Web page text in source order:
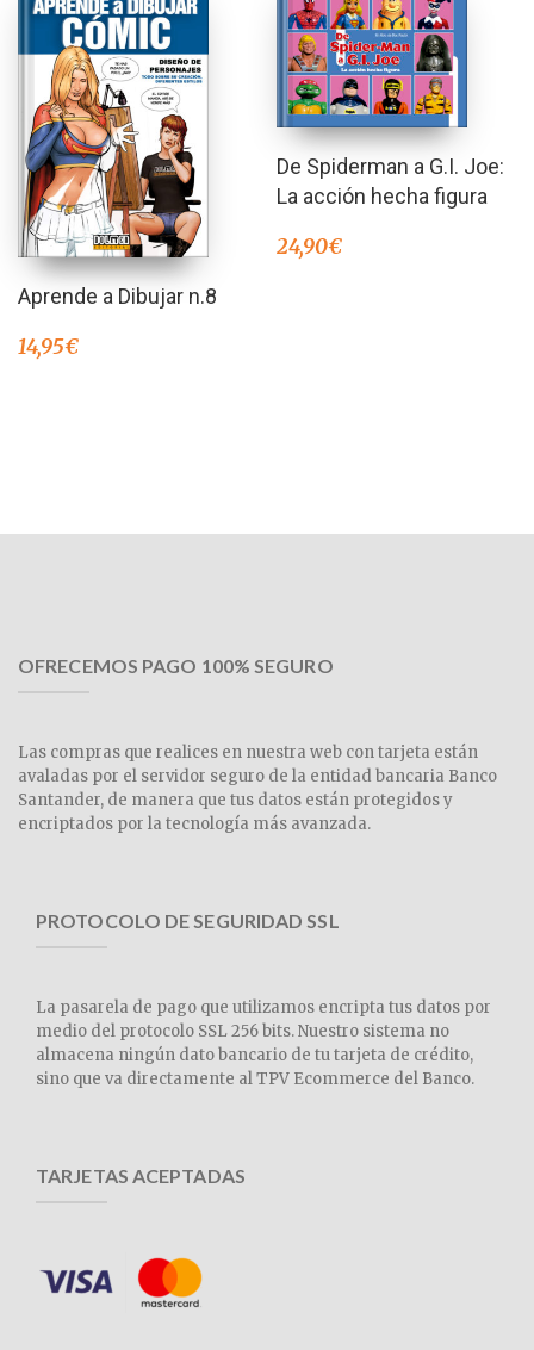
Aprende a Dibujar n.8
14,95€
De Spiderman a G.I. Joe:
La acción hecha figura
24,90€
OFRECEMOS PAGO 100% SEGURO
Las compras que realices en nuestra web con tarjeta están
avaladas por el servidor seguro de la entidad bancaria Banco
Santander, de manera que tus datos están protegidos y
encriptados por la tecnología más avanzada.
PROTOCOLO DE SEGURIDAD SSL
La pasarela de pago que utilizamos encripta tus datos por
medio del protocolo SSL 256 bits. Nuestro sistema no
almacena ningún dato bancario de tu tarjeta de crédito,
sino que va directamente al TPV Ecommerce del Banco.
TARJETAS ACEPTADAS